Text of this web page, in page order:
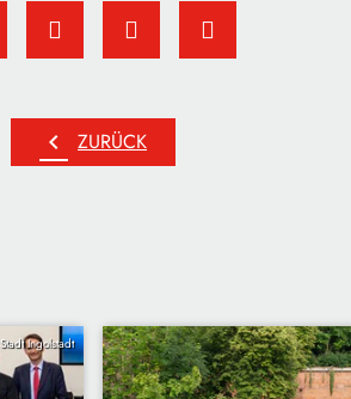
chevron_left ZURÜCK
Ingolstadt